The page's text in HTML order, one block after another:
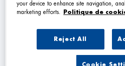
your device to enhance site navigation,
marketing efforts.
Politique de
Reject All
Cookie